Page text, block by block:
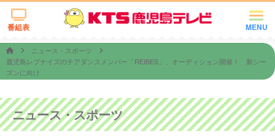
MENU
番組表
ニュース・スポーツ
鹿児島レブナイズのチアダンスメンバー「REIBES」、オーディション開催！ 新シー
ズンに向け
ニュース・スポーツ